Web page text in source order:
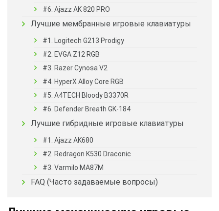
#6. Ajazz AK 820 PRO
Лучшие мембранные игровые клавиатуры
#1. Logitech G213 Prodigy
#2. EVGA Z12 RGB
#3. Razer Cynosa V2
#4. HyperX Alloy Core RGB
#5. A4TECH Bloody B3370R
#6. Defender Breаth GK-184
Лучшие гибридные игровые клавиатуры
#1. Ajazz AK680
#2. Redragon K530 Draconic
#3. Varmilo MA87M
FAQ (Часто задаваемые вопросы)